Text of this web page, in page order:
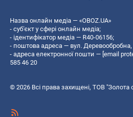
Назва онлайн медіа — «OBOZ.UA»
- суб'єкт у сфері онлайн медіа;
- ідентифікатор медіа — R40-06156;
- поштова адреса — вул. Деревообробна,
- адреса електронної пошти — [email
585 46 20
© 2026 Всі права захищені, ТОВ "Золота